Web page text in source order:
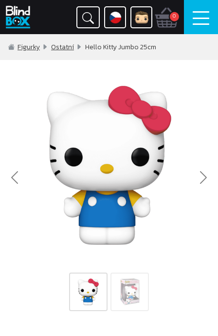
0
Figurky Ostatní Hello Kitty Jumbo 25cm
Previous